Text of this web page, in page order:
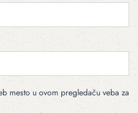
mesto u ovom pregledaču veba za